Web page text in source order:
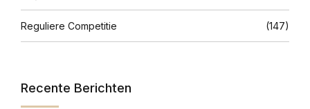
Reguliere Competitie (147)
Recente Berichten